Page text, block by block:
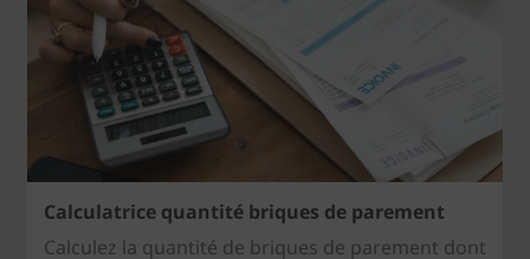
Calculatrice quantité briques de parement
Calculez la quantité de briques de parement dont